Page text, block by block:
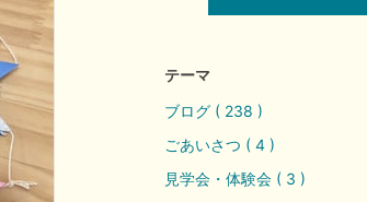
テーマ
ブログ ( 238 )
ごあいさつ ( 4 )
見学会・体験会 ( 3 )